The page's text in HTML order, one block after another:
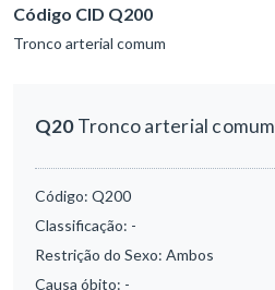
Código CID Q200
Tronco arterial comum
Q20Tronco arterial comum
Código: Q200
Classificação: -
Restrição do Sexo: Ambos
Causa óbito: -